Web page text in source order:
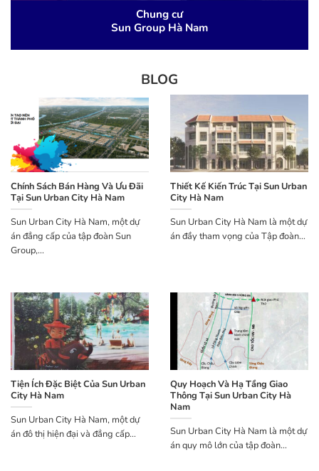
Chung cư
Sun Group Hà Nam
BLOG
Chính Sách Bán Hàng Và Ưu Đãi
Tại Sun Urban City Hà Nam
Sun Urban City Hà Nam, một dự
án đẳng cấp của tập đoàn Sun
Group,...
Thiết Kế Kiến Trúc Tại Sun Urban
City Hà Nam
Sun Urban City Hà Nam là một dự
án đầy tham vọng của Tập đoàn...
Tiện Ích Đặc Biệt Của Sun Urban
City Hà Nam
Sun Urban City Hà Nam, một dự
án đô thị hiện đại và đẳng cấp...
Quy Hoạch Và Hạ Tầng Giao
Thông Tại Sun Urban City Hà
Nam
Sun Urban City Hà Nam là một dự
án quy mô lớn của tập đoàn...